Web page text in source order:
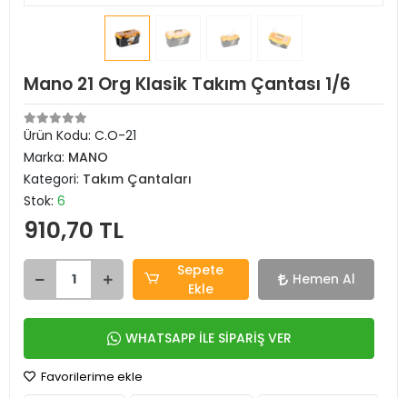
Mano 21 Org Klasik Takım Çantası 1/6
Ürün Kodu: C.O-21
Marka: MANO
Kategori: Takım Çantaları
Stok: 6
910,70 TL
Sepete
Ekle
Hemen Al
WHATSAPP İLE SİPARİŞ VER
Favorilerime ekle